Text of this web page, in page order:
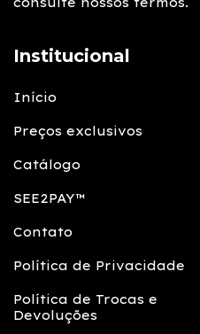
Institucional
Início
Preços exclusivos
Catálogo
SEE2PAY™
Contato
Política de Privacidade
Política de Trocas e
Devoluções